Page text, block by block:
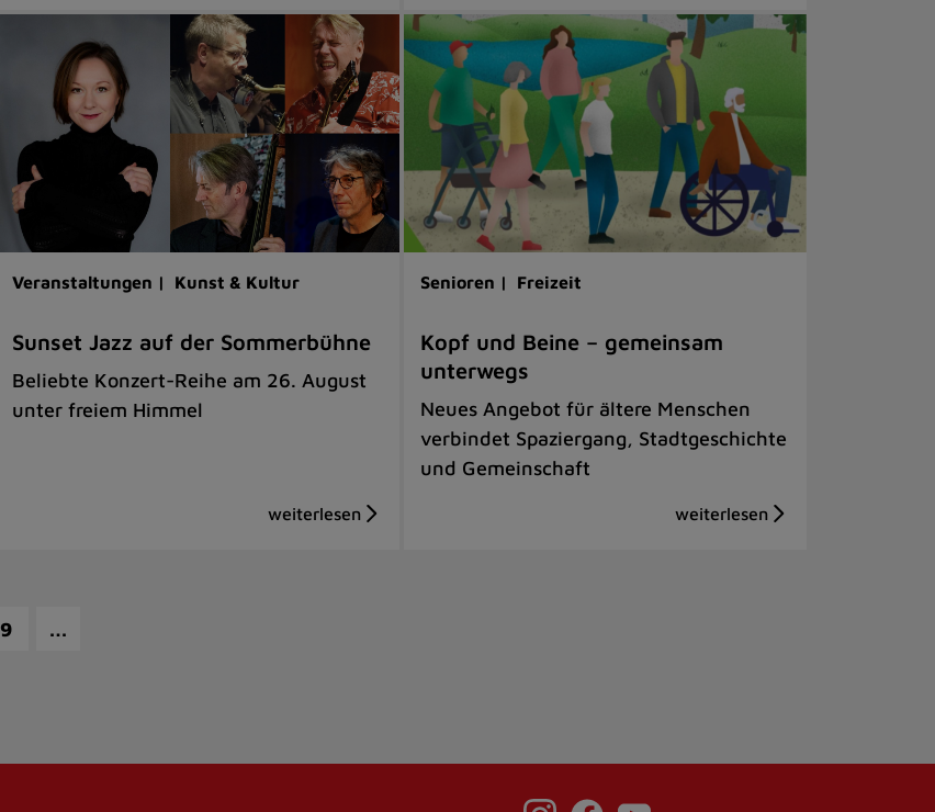
Veranstaltungen | Kunst & Kultur
Sunset Jazz auf der Sommerbühne
Beliebte Konzert-Reihe am 26. August
unter freiem Himmel
Senioren | Freizeit
Kopf und Beine – gemeinsam
unterwegs
Neues Angebot für ältere Menschen
verbindet Spaziergang, Stadtgeschichte
und Gemeinschaft
9 …